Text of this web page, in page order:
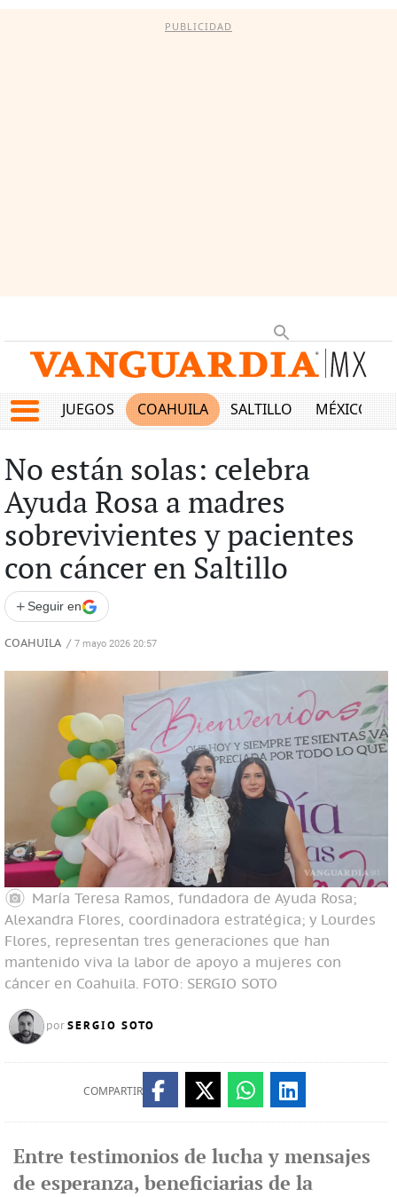
PUBLICIDAD
JUEGOS COAHUILA SALTILLO MÉXICO
No están solas: celebra
Ayuda Rosa a madres
sobrevivientes y pacientes
con cáncer en Saltillo
+ Seguir en
COAHUILA / 7 mayo 2026 20:57
María Teresa Ramos, fundadora de Ayuda Rosa;
Alexandra Flores, coordinadora estratégica; y Lourdes
Flores, representan tres generaciones que han
mantenido viva la labor de apoyo a mujeres con
cáncer en Coahuila. FOTO: SERGIO SOTO
por SERGIO SOTO
COMPARTIR
Entre testimonios de lucha y mensajes
de esperanza, beneficiarias de la